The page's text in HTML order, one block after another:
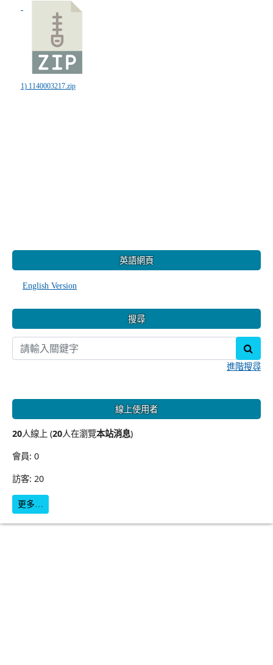
1) 1140003217.zip
英語網頁
English Version
搜尋
進階搜尋
線上使用者
20人線上 (20人在瀏覽本站消息)
會員: 0
訪客: 20
更多…